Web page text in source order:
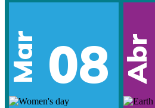
Mar 08 Abr